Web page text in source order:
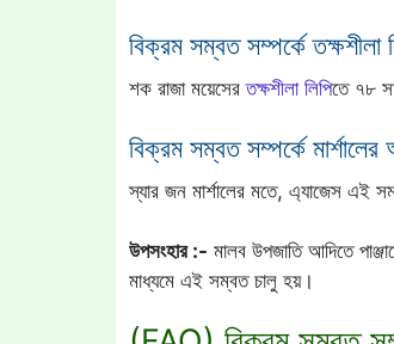
বিক্রম সম্বত সম্পর্কে তক্ষশীলা
শক রাজা ময়েসেরতক্ষশীলা লিপিতে ৭৮
বিক্রম সম্বত সম্পর্কে
স্যার জন মার্শালের মতে, এ্যাজেস এই
উপসংহার :- মালব উপজাতি আদিতে
মাধ্যমে এই সম্বত চালু হয়।